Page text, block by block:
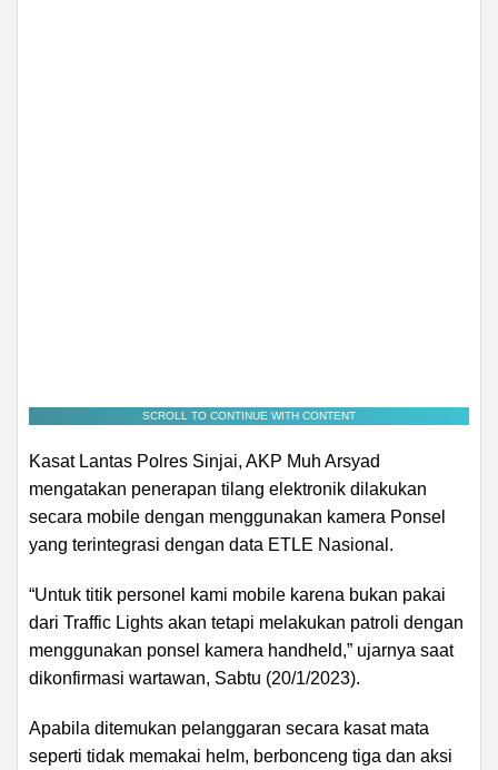
SCROLL TO CONTINUE WITH CONTENT
Kasat Lantas Polres Sinjai, AKP Muh Arsyad
mengatakan penerapan tilang elektronik dilakukan
secara mobile dengan menggunakan kamera Ponsel
yang terintegrasi dengan data ETLE Nasional.
“Untuk titik personel kami mobile karena bukan pakai
dari Traffic Lights akan tetapi melakukan patroli dengan
menggunakan ponsel kamera handheld,” ujarnya saat
dikonfirmasi wartawan, Sabtu (20/1/2023).
Apabila ditemukan pelanggaran secara kasat mata
seperti tidak memakai helm, berbonceng tiga dan aksi